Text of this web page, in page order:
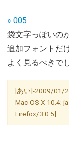
» 005
袋文字っぽいの
追加フォントだ
よく見るべきで
[あい]-2009/01/
Mac OS X 10.4;
Firefox/3.0.5]